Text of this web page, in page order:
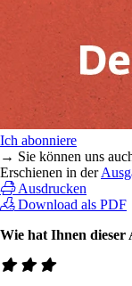
Ich abonniere
→ Sie können uns
Erschienen in der
Ausdrucken
Download als PDF
Wie hat Ihnen dieser